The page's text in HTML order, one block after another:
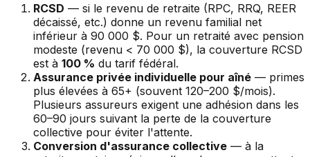
RCSD — si le revenu de retraite (RPC, RRQ, REER
décaissé, etc.) donne un revenu familial net
inférieur à 90 000 $. Pour un retraité avec pension
modeste (revenu < 70 000 $), la couverture RCSD
est à 100 % du tarif fédéral.
Assurance privée individuelle pour aîné — primes
plus élevées à 65+ (souvent 120–200 $/mois).
Plusieurs assureurs exigent une adhésion dans les
60–90 jours suivant la perte de la couverture
collective pour éviter l'attente.
Conversion d'assurance collective — à la